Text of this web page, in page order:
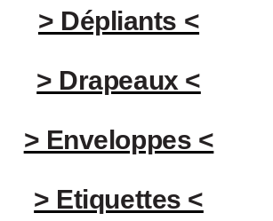
> Dépliants <
> Drapeaux <
> Enveloppes <
> Etiquettes <